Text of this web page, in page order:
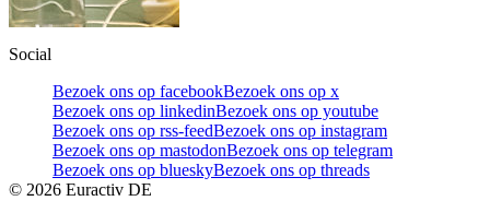
Social
Bezoek ons op facebookBezoek ons op x
Bezoek ons op linkedinBezoek ons op youtube
Bezoek ons op rss-feedBezoek ons op instagram
Bezoek ons op mastodonBezoek ons op telegram
Bezoek ons op blueskyBezoek ons op threads
© 2026 Euractiv DE